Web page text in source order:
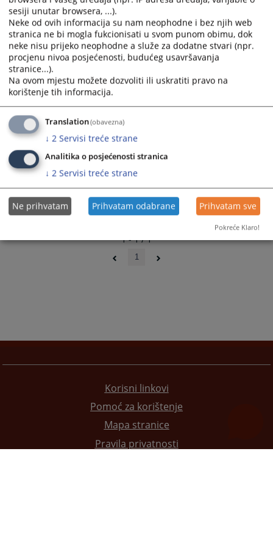
ili za sve zaposlene u Kantonalnom sudu u
Tuzli:ime.prezime@pravosudje.ba
npr.marko.maric@pravosudje.ba
10466PREGLEDA
1 - 1 / 1
1
Korisni linkovi
Pomoć za korištenje
Mapa stranice
Pravila privatnosti
sesiji unutar browsera, ...).
Neke od ovih informacija su nam neophodne i bez njih web
stranica ne bi mogla fukcionisati u svom punom obimu, dok
neke nisu prijeko neophodne a služe za dodatne stvari (npr.
procjenu nivoa posjećenosti, budućeg usavršavanja
stranice...).
Na ovom mjestu možete dozvoliti ili uskratiti pravo na
korištenje tih informacija.
Translation(obavezna)
↓ 2 Servisi treće strane
Analitika o posjećenosti stranica
↓ 2 Servisi treće strane
Ne prihvatam Prihvatam odabrane Prihvatam sve
Pokreće Klaro!